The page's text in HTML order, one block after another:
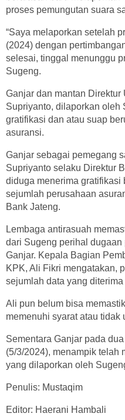
proses pemungutan suara
“Saya melaporkan setelah
(2024) dengan
selesai, tinggal menunggu
Sugeng.
Ganjar dan mantan Direktur
Supriyanto, dilaporkan oleh
gratifikasi dan atau suap
asuransi.
Ganjar sebagai pemegang
Supriyanto selaku Direktur
diduga menerima gratifikasi
sejumlah perusahaan
Bank Jateng.
Lembaga antirasuah
dari Sugeng perihal
Ganjar. Kepala Bagian
KPK, Ali Fikri mengatakan,
sejumlah data yang
Ali pun belum bisa
memenuhi syarat atau tidak
Sementara Ganjar pada
(5/3/2024), menampik telah
yang dilaporkan oleh
Penulis: Mustaqim
Editor: Haerani Hambali